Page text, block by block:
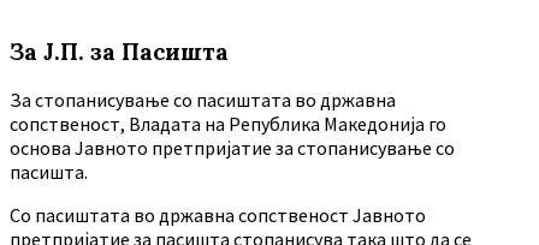
За Ј.П. за Пасишта
За стопанисување со пасиштата во државна
сопственост, Владата на Република Македонија го
основа Јавното претпријатие за стопанисување со
пасишта.
Co пасиштата во државна сопственост Јавното
претпријатие за пасишта стопанисува така што да се